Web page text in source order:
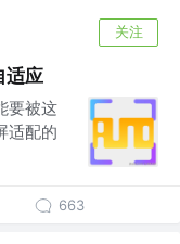
关注
适应
要被这
适配的
663